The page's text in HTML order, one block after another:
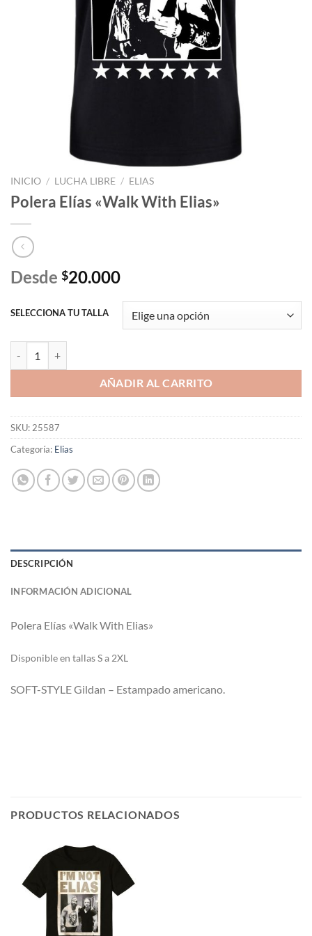
INICIO / LUCHA LIBRE / ELIAS
Polera Elías «Walk With Elias»
Desde $20.000
SELECCIONA TU TALLA
AÑADIR AL CARRITO
SKU:25587
Categoría: Elias
DESCRIPCIÓN
INFORMACIÓN ADICIONAL
Polera Elías «Walk With Elias»
Disponible en tallas S a 2XL
SOFT-STYLE Gildan – Estampado americano.
PRODUCTOS RELACIONADOS